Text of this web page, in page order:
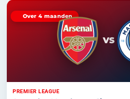
Over 4 maanden
VS
PREMIER LEAGUE